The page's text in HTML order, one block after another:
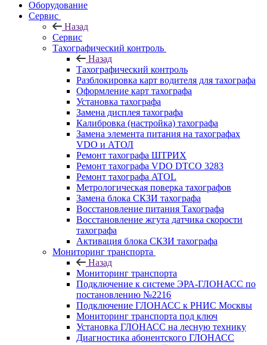
Оборудование
Сервис
Назад
Сервис
Тахографический контроль
Назад
Тахографический контроль
Разблокировка карт водителя для тахографа
Оформление карт тахографа
Установка тахографа
Замена дисплея тахографа
Калибровка (настройка) тахографа
Замена элемента питания на тахографах
VDO и АТОЛ
Ремонт тахографа ШТРИХ
Ремонт тахографа VDO DTCO 3283
Ремонт тахографа ATOL
Метрологическая поверка тахографов
Замена блока СКЗИ тахографа
Восстановление питания Тахографа
Восстановление жгута датчика скорости
тахографа
Активация блока СКЗИ тахографа
Мониторинг транспорта
Назад
Мониторинг транспорта
Подключение к системе ЭРА-ГЛОНАСС по
постановлению №2216
Подключение ГЛОНАСС к РНИС Москвы
Мониторинг транспорта под ключ
Установка ГЛОНАСС на лесную технику
Диагностика абонентского ГЛОНАСС